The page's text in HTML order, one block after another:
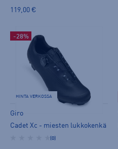
119,00 €
-28%
HINTA VERKOSSA
Giro
Cadet Xc - miesten lukkokenkä
(0)